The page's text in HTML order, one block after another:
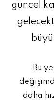
güncel
Bu
daha